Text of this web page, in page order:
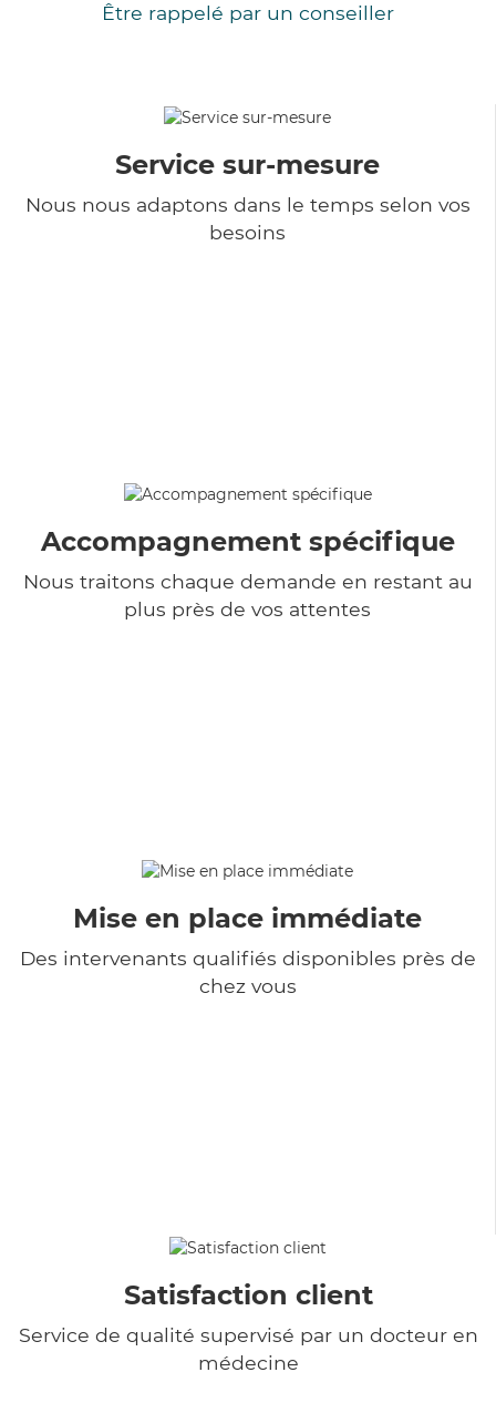
Être rappelé par un conseiller
Service sur-mesure
Nous nous adaptons dans le temps selon vos
besoins
Accompagnement spécifique
Nous traitons chaque demande en restant au
plus près de vos attentes
Mise en place immédiate
Des intervenants qualifiés disponibles près de
chez vous
Satisfaction client
Service de qualité supervisé par un docteur en
médecine